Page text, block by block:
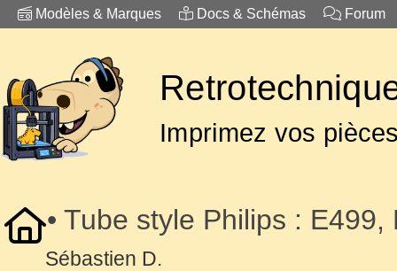
Modèles & Marques Docs & Schémas Forum
Imprimez vos
• Tube style Philips :
Sébastien D.